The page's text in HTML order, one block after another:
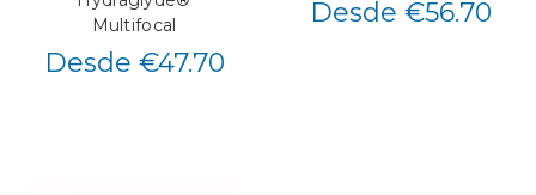
Multifocal
Desde €47.70
Desde €56.70